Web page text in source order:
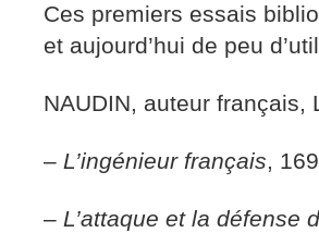
Ces premiers essais
et aujourd’hui de peu
NAUDIN, auteur français,
– L’ingénieur français,
– L’attaque et la défense